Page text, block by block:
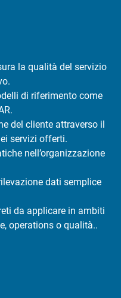
la qualità del servizio
di riferimento come
del cliente attraverso il
servizi offerti.
nell’organizzazione
dati semplice
da applicare in ambiti
operations o qualità..